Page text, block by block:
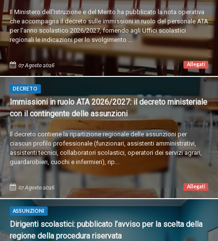
Il Ministero dell'Istruzione e del Merito ha pubblicato la nota operativa
che accompagna il decreto sulle immissioni in ruolo del personale ATA
per l'anno scolastico 2026/2027, fornendo agli Uffici scolastici
regionali le indicazioni per lo svolgimento ...
07 Agosto 2026 Allegati
DECRETO
Immissioni in ruolo ATA 2026/2027: il decreto ministeriale
con il contingente delle assunzioni
Il decreto contiene la ripartizione regionale delle assunzioni per
ciascun profilo professionale (funzionari, assistenti amministrativi,
assistenti tecnici, collaboratori scolastici, operatori dei servizi agrari,
guardarobieri, cuochi e infermieri), rip...
07 Agosto 2026 Allegati
ASSUNZIONI
Dirigenti scolastici: pubblicato l’avviso per la scelta della
regione della procedura riservata